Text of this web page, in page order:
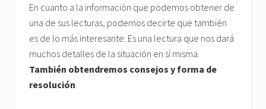
En cuanto a la información que podemos obtener de
una de sus lecturas, podemos decirte que también
es de lo más interesante. Es una lectura que nos dará
muchos detalles de la situación en sí misma.
También obtendremos consejos y forma de
resolución